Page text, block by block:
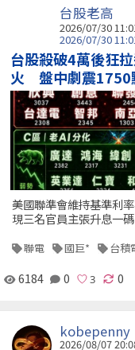
台股老高
2026/07/30
2026/07/30
台股殺破4萬後狂
火 盤中劇震1750
美國聯準會維持基準利
現三名官員主張升息一
聯電 國巨* 台積
6184 0 0
kobepenny
2026/08/07